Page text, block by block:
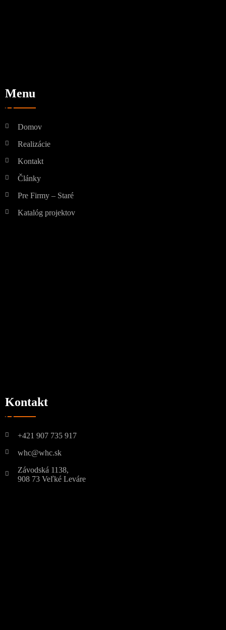
Menu
Domov
Realizácie
Kontakt
Články
Pre Firmy – Staré
Katalóg projektov
Kontakt
+421 907 735 917
whc@whc.sk
Závodská 1138,
908 73 Veľké Leváre